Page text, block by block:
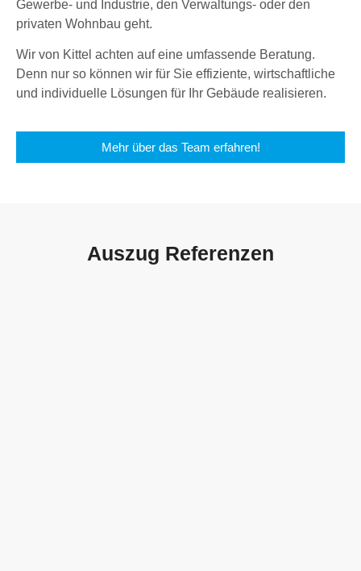
Gewerbe- und Industrie, den Verwaltungs- oder den
privaten Wohnbau geht.
Wir von Kittel achten auf eine umfassende Beratung.
Denn nur so können wir für Sie effiziente, wirtschaftliche
und individuelle Lösungen für Ihr Gebäude realisieren.
Mehr über das Team erfahren!
Auszug Referenzen